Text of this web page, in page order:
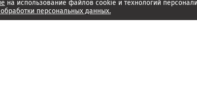
на использование файлов cookie и технологий
персональных данных.